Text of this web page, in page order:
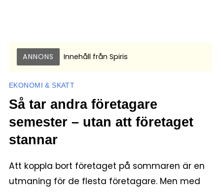
ANNONS Innehåll från Spiris
EKONOMI & SKATT
Så tar andra företagare
semester – utan att företaget
stannar
Att koppla bort företaget på sommaren är en
utmaning för de flesta företagare. Men med